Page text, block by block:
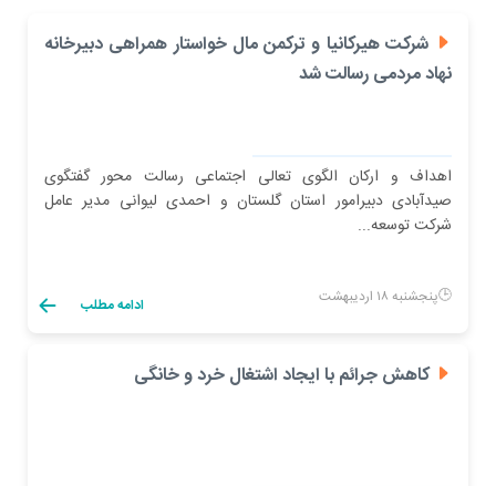
شرکت هیرکانیا و ترکمن مال خواستار همراهی دبیرخانه
نهاد مردمی رسالت شد
اهداف و ارکان الگوی تعالی اجتماعی رسالت محور گفتگوی
صیدآبادی دبیرامور استان گلستان و احمدی لیوانی مدیر عامل
شرکت توسعه...
پنجشنبه ۱۸ اردیبهشت ادامه مطلب
کاهش جرائم با ایجاد اشتغال خرد و خانگی